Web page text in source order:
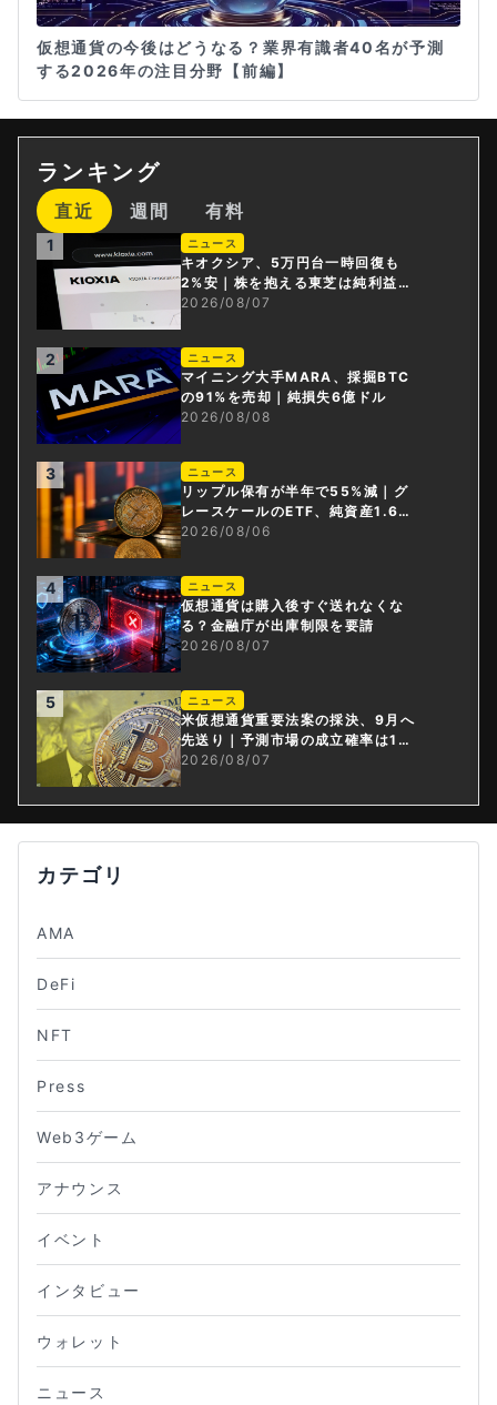
仮想通貨の今後はどうなる？業界有識者40名が予測
する2026年の注目分野【前編】
ランキング
直近 週間 有料
1 ニュース
キオクシア、5万円台一時回復も
2%安｜株を抱える東芝は純利益3
0倍
2026/08/07
2 ニュース
マイニング大手MARA、採掘BTC
の91%を売却｜純損失6億ドル
2026/08/08
3 ニュース
リップル保有が半年で55%減｜グ
レースケールのETF、純資産1.6億
ドル減
2026/08/06
4 ニュース
仮想通貨は購入後すぐ送れなくな
る？金融庁が出庫制限を要請
2026/08/07
5 ニュース
米仮想通貨重要法案の採決、9月へ
先送り｜予測市場の成立確率は1
4%に
2026/08/07
カテゴリ
AMA
DeFi
NFT
Press
Web3ゲーム
アナウンス
イベント
インタビュー
ウォレット
ニュース